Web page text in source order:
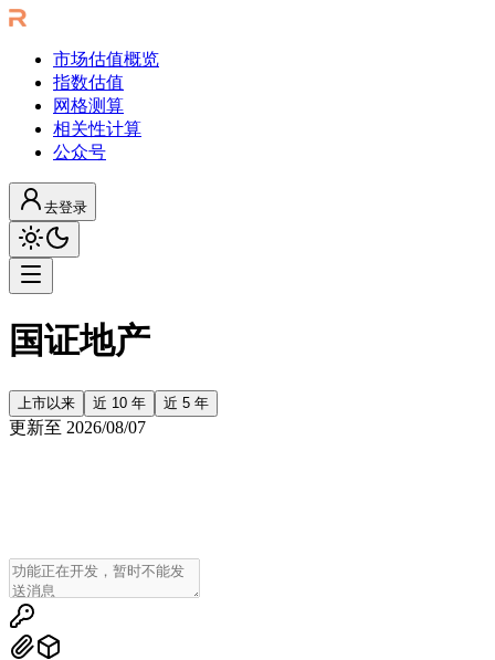
市场估值概览
指数估值
网格测算
相关性计算
公众号
去登录
国证地产
上市以来 近 10 年 近 5 年
更新至 2026/08/07